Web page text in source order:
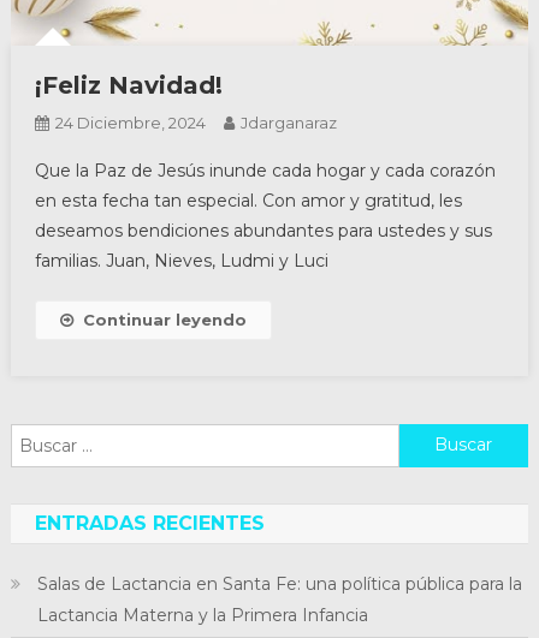
¡Feliz Navidad!
24 Diciembre, 2024 Jdarganaraz
Que la Paz de Jesús inunde cada hogar y cada corazón
en esta fecha tan especial. Con amor y gratitud, les
deseamos bendiciones abundantes para ustedes y sus
familias. Juan, Nieves, Ludmi y Luci
Continuar leyendo
Buscar:
ENTRADAS RECIENTES
Salas de Lactancia en Santa Fe: una política pública para la
Lactancia Materna y la Primera Infancia